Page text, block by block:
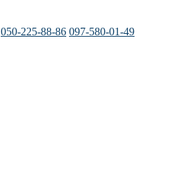
050-225-88-86 097-580-01-49